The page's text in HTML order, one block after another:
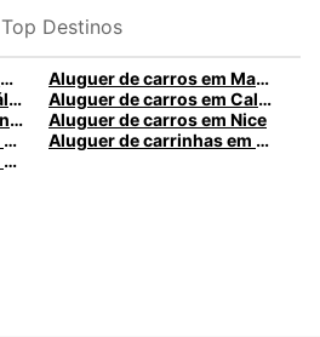
Top Destinos
Aluguer de carros em Roma
Aluguer de carros em Madrid
Aluguer de carros em Málaga
Aluguer de carros em Caldas da Rainha
Aluguer de carros em Santa Maria da Feira
Aluguer de carros em Nice
Aluguer de carrinhas em Nice
Aluguer de carrinhas em Santa Maria da Feira
Aluguer de carrinhas em Caldas da Rainha